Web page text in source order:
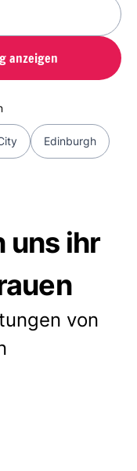
anzeigen
Edinburgh
uns ihr
von